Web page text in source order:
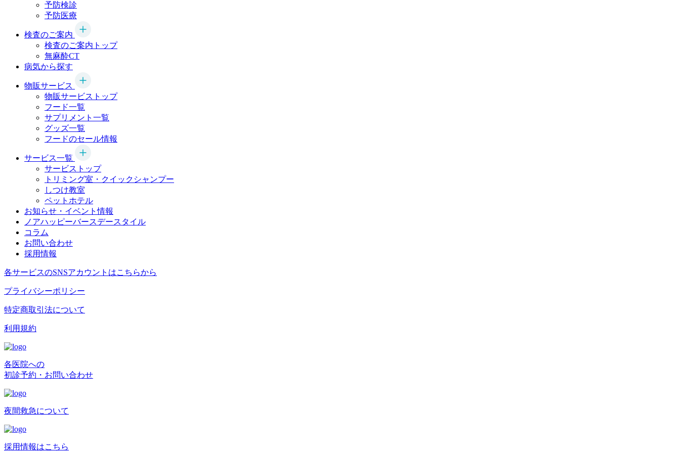
予防検診
予防医療
検査のご案内
検査のご案内トップ
無麻酔CT
病気から探す
物販サービス
物販サービストップ
フード一覧
サプリメント一覧
グッズ一覧
フードのセール情報
サービス一覧
サービストップ
トリミング室・クイックシャンプー
しつけ教室
ペットホテル
お知らせ・イベント情報
ノアハッピーバースデースタイル
コラム
お問い合わせ
採用情報
各サービスのSNSアカウントはこちらから
プライバシーポリシー
特定商取引法について
利用規約
各医院への
初診予約・お問い合わせ
夜間救急について
採用情報はこちら